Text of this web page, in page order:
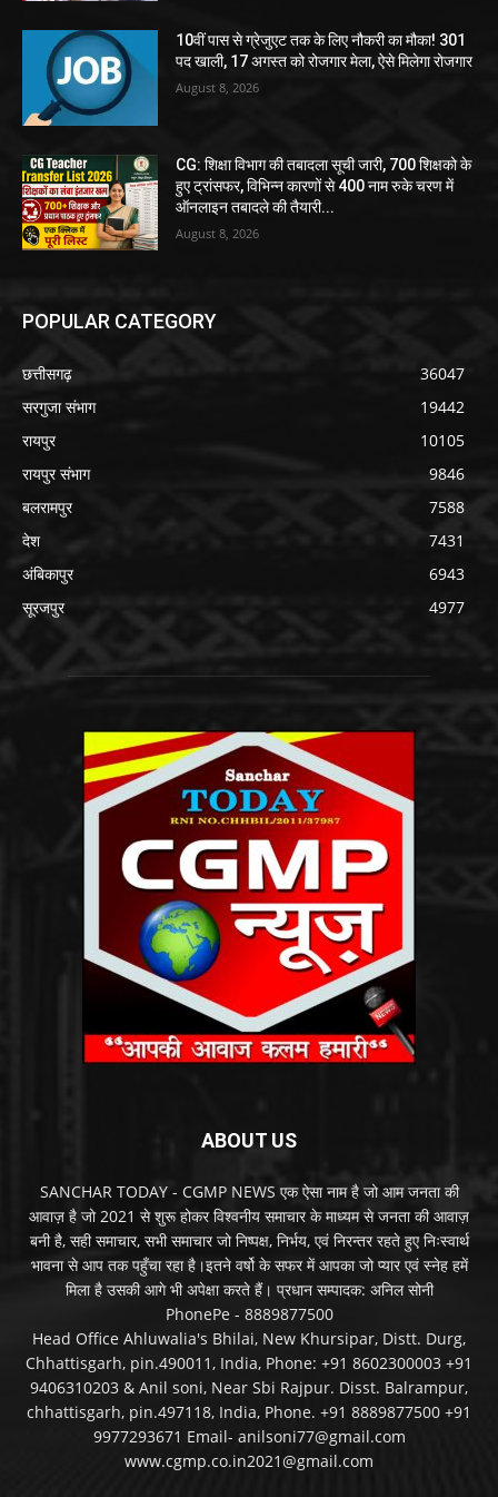
10वीं पास से ग्रेजुएट तक के लिए नौकरी का मौका! 301
पद खाली, 17 अगस्त को रोजगार मेला, ऐसे मिलेगा रोजगार
August 8, 2026
CG: शिक्षा विभाग की तबादला सूची जारी, 700 शिक्षको के
हुए ट्रांसफर, विभिन्न कारणों से 400 नाम रुके चरण में
ऑनलाइन तबादले की तैयारी...
August 8, 2026
POPULAR CATEGORY
छत्तीसगढ़
36047
सरगुजा संभाग
19442
रायपुर
10105
रायपुर संभाग
9846
बलरामपुर
7588
देश
7431
अंबिकापुर
6943
सूरजपुर
4977
ABOUT US
SANCHAR TODAY - CGMP NEWS एक ऐसा नाम है जो आम जनता की
आवाज़ है जो 2021 से शुरू होकर विश्वनीय समाचार के माध्यम से जनता की आवाज़
बनी है, सही समाचार, सभी समाचार जो निष्पक्ष, निर्भय, एवं निरन्तर रहते हुए निःस्वार्थ
भावना से आप तक पहुँचा रहा है।इतने वर्षो के सफर में आपका जो प्यार एवं स्नेह हमें
मिला है उसकी आगे भी अपेक्षा करते हैं। प्रधान सम्पादक: अनिल सोनी
PhonePe - 8889877500
Head Office Ahluwalia's Bhilai, New Khursipar, Distt. Durg,
Chhattisgarh, pin.490011, India, Phone: +91 8602300003 +91
9406310203 & Anil soni, Near Sbi Rajpur. Disst. Balrampur,
chhattisgarh, pin.497118, India, Phone. +91 8889877500 +91
9977293671 Email- anilsoni77@gmail.com
www.cgmp.co.in2021@gmail.com